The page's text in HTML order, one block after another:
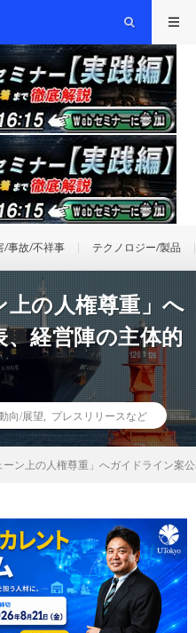
/事故/不祥事 テクノロジー/製品
上の人権尊重」へ
経営陣の主体的
向/展望 プレスリリースなど
ーン上の人権尊重」へガイドライン案